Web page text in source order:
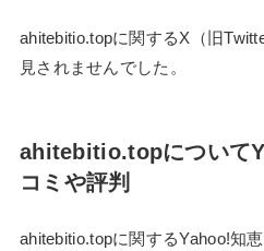
ahitebitio.topに関するX（旧
見されませんでした。
ahitebitio.topについて
コミや評判
ahitebitio.topに関するYahoo!知